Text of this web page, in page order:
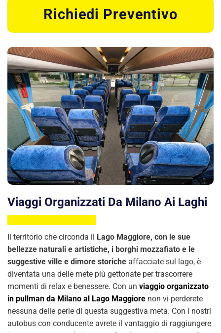
Richiedi Preventivo
Viaggi Organizzati Da Milano Ai Laghi
Il territorio che circonda il
Lago Maggiore, con le sue
bellezze naturali e artistiche, i borghi mozzafiato e le
suggestive ville e dimore storiche affacciate sul lago, è
diventata una delle mete più gettonate per trascorrere
momenti di relax e benessere. Con un viaggio organizzato
in pullman da Milano al Lago Maggiore non vi perderete
nessuna delle perle di questa suggestiva meta. Con i nostri
autobus con conducente avrete il vantaggio di raggiungere